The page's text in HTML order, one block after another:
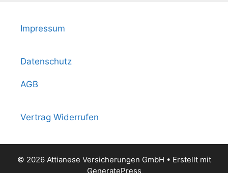
Impressum
Datenschutz
AGB
Vertrag Widerrufen
© 2026 Attianese Versicherungen GmbH • Erstellt mit
GeneratePress